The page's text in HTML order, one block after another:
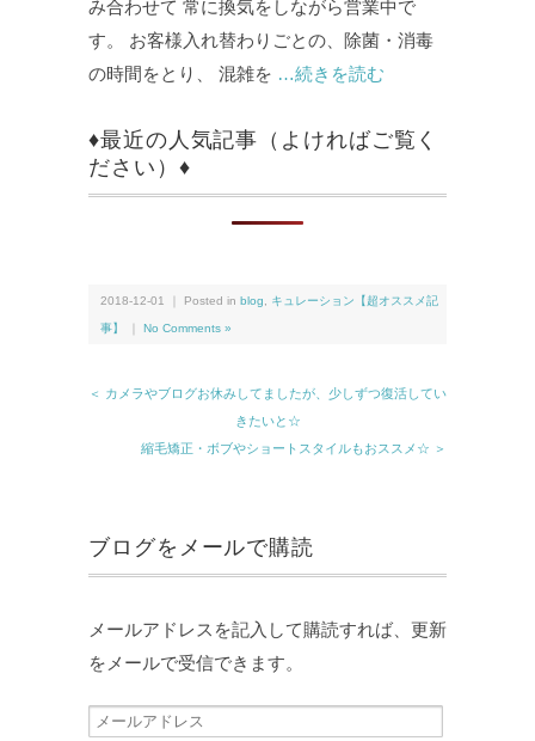
み合わせて 常に換気をしながら営業中で
す。 お客様入れ替わりごとの、除菌・消毒
の時間をとり、 混雑を …続きを読む
♦最近の人気記事（よければご覧く
ださい）♦
2018-12-01 ｜ Posted in blog, キュレーション【超オススメ記
事】 No Comments »
＜ カメラやブログお休みしてましたが、少しずつ復活してい
きたいと☆
縮毛矯正・ボブやショートスタイルもおススメ☆ ＞
ブログをメールで購読
メールアドレスを記入して購読すれば、更新
をメールで受信できます。